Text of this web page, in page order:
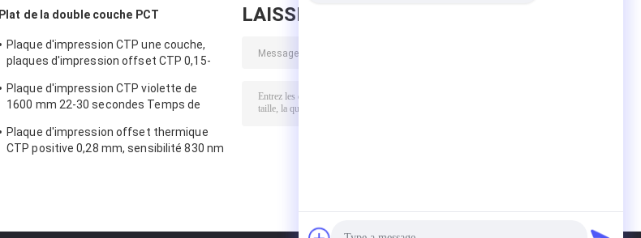
Plat de la double couche PCT
Plaque d'impression CTP une couche,
plaques d'impression offset CTP 0,15-
Plaque d'impression CTP violette de
1600 mm 22-30 secondes Temps de
Plaque d'impression offset thermique
CTP positive 0,28 mm, sensibilité 830 nm
LAISSEZ UN MESSAGE